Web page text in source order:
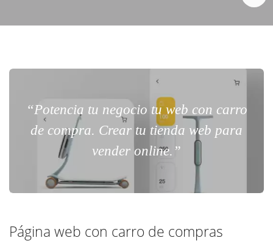
“Potencia tu negocio tu web con carro
de compra. Crear tu tienda web para
vender online.”
Página web con carro de compras